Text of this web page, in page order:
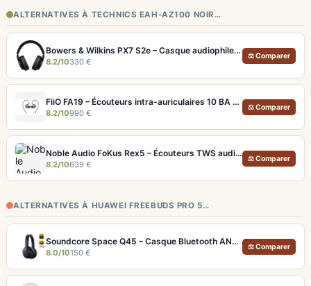
ALTERNATIVES À TECHNICS EAH-AZ100 NOIR…
Bowers & Wilkins PX7 S2e – Casque audiophile sans fil ANC 30h
8.2/10330 €
⚖ Comparer
FiiO FA19 – Écouteurs intra-auriculaires 10 BA Knowles avec technologie S.Turbo
8.2/10990 €
⚖ Comparer
Noble Audio FoKus Rex5 – Écouteurs TWS audiophiles tribrides
8.2/10639 €
⚖ Comparer
ALTERNATIVES À HUAWEI FREEBUDS PRO 5…
Soundcore Space Q45 – Casque Bluetooth ANC 50h d'autonomie et LDAC Hi-Res
8.0/10150 €
⚖ Comparer